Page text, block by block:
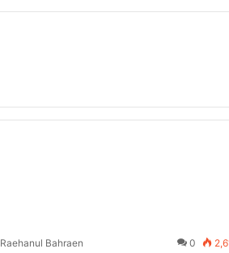
Raehanul Bahraen 0